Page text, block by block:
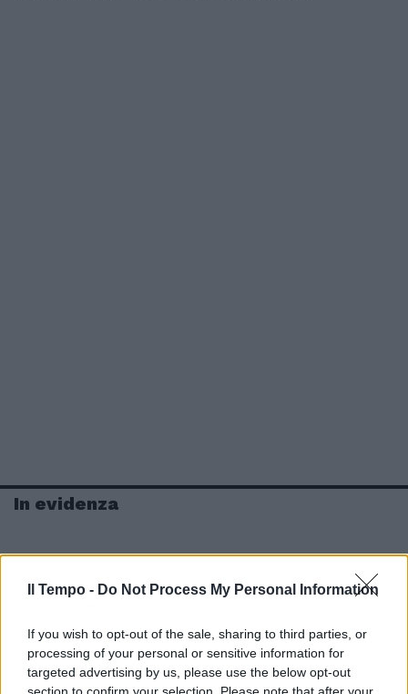
Il Tempo - Do Not Process My Personal Information
If you wish to opt-out of the sale, sharing to third parties, or
processing of your personal or sensitive information for
targeted advertising by us, please use the below opt-out
section to confirm your selection. Please note that after your
In evidenza